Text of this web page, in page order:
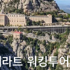
트 워킹투어